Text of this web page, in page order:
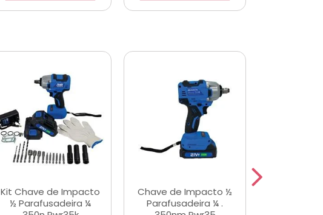
Kit Chave de Impacto
½ Parafusadeira ¼
Chave de Impacto ½
Parafusadeira ¼ .